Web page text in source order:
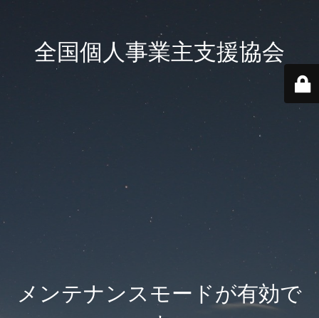
全国個人事業主支援協会
メンテナンスモードが有効で